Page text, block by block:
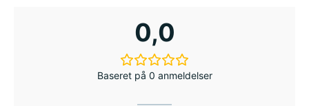
0,0
Baseret på 0 anmeldelser